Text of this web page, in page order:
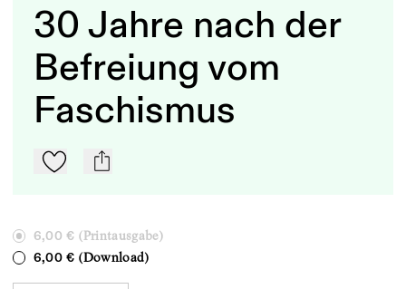
30 Jahre nach der
Befreiung vom
Faschismus
Zu Mein-TdZ hinzufügen
mail
6,00 €(Printausgabe)
6,00 €(Download)